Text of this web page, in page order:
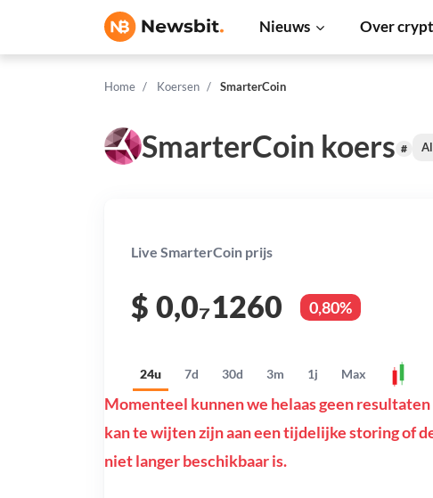
Nieuws Over
Home Koersen SmarterCoin
SmarterCoin koers #
Live SmarterCoin prijs
$ 0,0₇1260 0,80%
24u 7d 30d 3m 1j Max
Momenteel kunnen we helaas geen
kan te wijten zijn aan een tijdelijke storing of
niet langer beschikbaar is.